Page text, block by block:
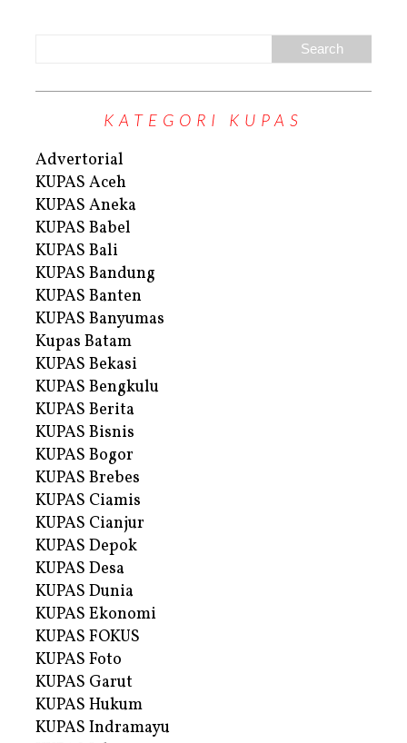
KATEGORI KUPAS
Advertorial
KUPAS Aceh
KUPAS Aneka
KUPAS Babel
KUPAS Bali
KUPAS Bandung
KUPAS Banten
KUPAS Banyumas
Kupas Batam
KUPAS Bekasi
KUPAS Bengkulu
KUPAS Berita
KUPAS Bisnis
KUPAS Bogor
KUPAS Brebes
KUPAS Ciamis
KUPAS Cianjur
KUPAS Depok
KUPAS Desa
KUPAS Dunia
KUPAS Ekonomi
KUPAS FOKUS
KUPAS Foto
KUPAS Garut
KUPAS Hukum
KUPAS Indramayu